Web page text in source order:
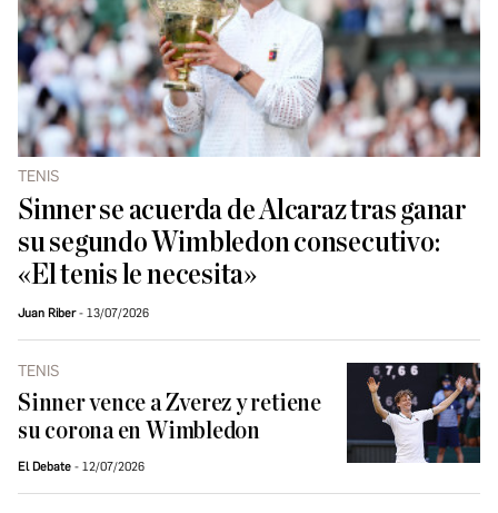
TENIS
Sinner se acuerda de Alcaraz tras ganar
su segundo Wimbledon consecutivo:
«El tenis le necesita»
Juan Riber 13/07/2026
TENIS
Sinner vence a Zverez y retiene
su corona en Wimbledon
El Debate 12/07/2026